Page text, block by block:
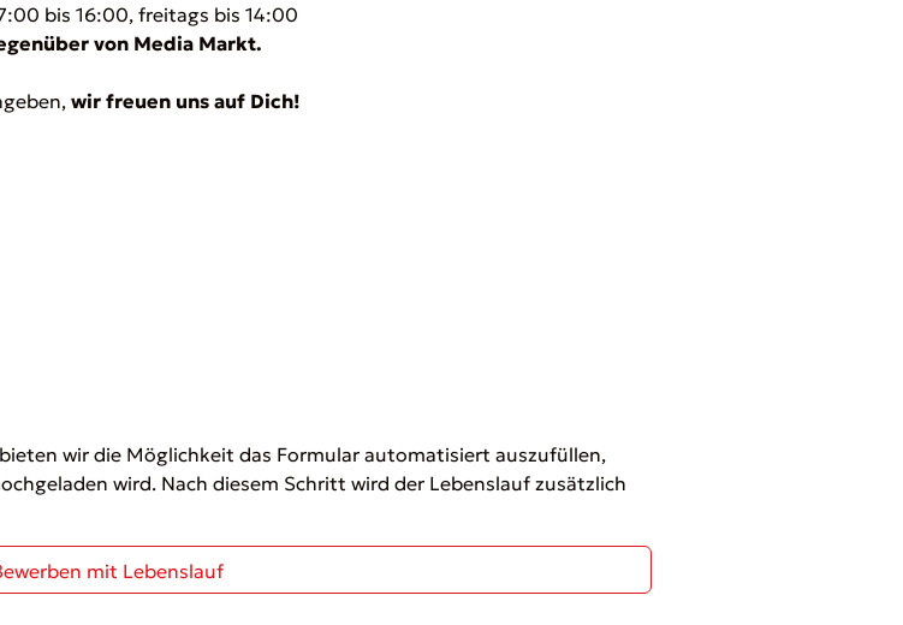
bis 16:00, freitags bis 14:00
von Media Markt.
wir freuen uns auf Dich!
wir die Möglichkeit das Formular automatisiert auszufüllen,
wird. Nach diesem Schritt wird der Lebenslauf zusätzlich
mit Lebenslauf